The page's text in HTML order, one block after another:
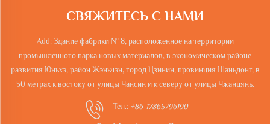
СВЯЖИТЕСЬ С НАМИ
Add: Здание фабрики № 8, расположенное на территории
промышленного парка новых материалов, в экономическом районе
развития Юньхэ, район Жэньчэн, город Цзинин, провинция Шаньдонг, в
50 метрах к востоку от улицы Чансин и к северу от улицы Чжанцянь.
Тел.: +86-17865796190